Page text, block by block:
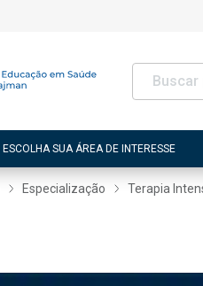
ESCOLHA SUA ÁREA DE INTERESSE
Especialização Terapia